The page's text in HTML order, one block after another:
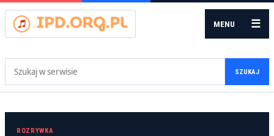
MENU ☰
SZUKAJ
ROZRYWKA